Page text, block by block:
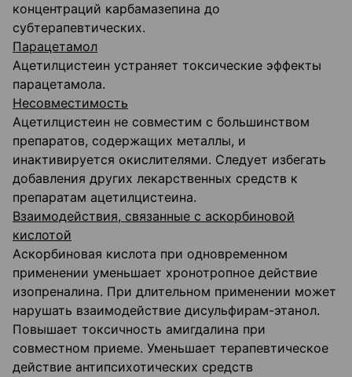
концентраций карбамазепина до
субтерапевтических.
Парацетамол
Ацетилцистеин устраняет токсические эффекты
парацетамола.
Несовместимость
Ацетилцистеин не совместим с большинством
препаратов, содержащих металлы, и
инактивируется окислителями. Следует избегать
добавления других лекарственных средств к
препаратам ацетилцистеина.
Взаимодействия, связанные с аскорбиновой
кислотой
Аскорбиновая кислота при одновременном
применении уменьшает хронотропное действие
изопреналина. При длительном применении может
нарушать взаимодействие дисульфирам-этанол.
Повышает токсичность амигдалина при
совместном приеме. Уменьшает терапевтическое
действие антипсихотических средств